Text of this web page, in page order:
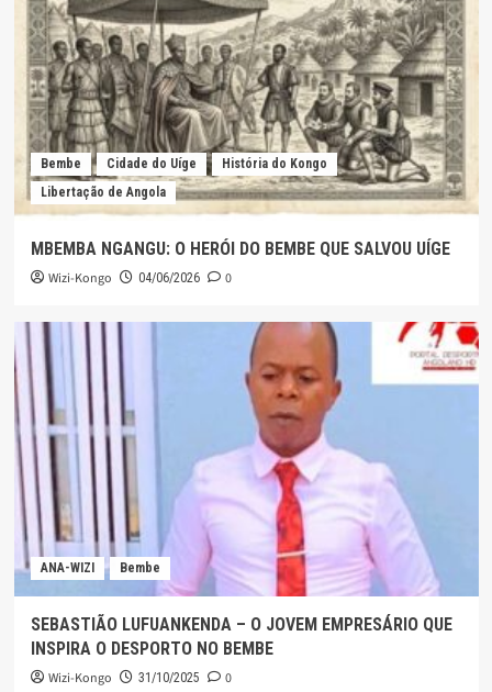
Bembe Cidade do Uíge
História do Kongo
Libertação de Angola
MBEMBA NGANGU: O HERÓI DO BEMBE QUE SALVOU UÍGE
Wizi-Kongo 04/06/2026 0
ANA-WIZI Bembe
SEBASTIÃO LUFUANKENDA – O JOVEM EMPRESÁRIO QUE
INSPIRA O DESPORTO NO BEMBE
Wizi-Kongo 31/10/2025 0